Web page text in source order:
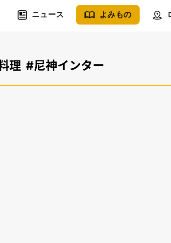
ニュース よみもの
理 #尼神インター